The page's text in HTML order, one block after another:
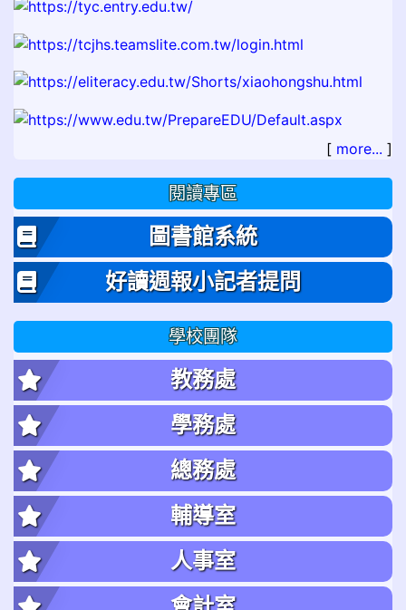
[ more... ]
閱讀專區
圖書館系統
好讀週報小記者提問
學校團隊
教務處
學務處
總務處
輔導室
人事室